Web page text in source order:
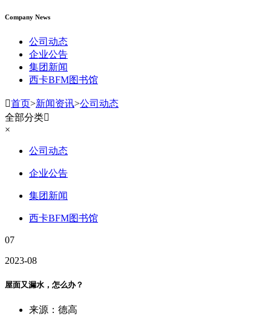
Company News
公司动态
企业公告
集团新闻
西卡BFM图书馆
首页>新闻资讯>公司动态
全部分类
×
公司动态
企业公告
集团新闻
西卡BFM图书馆
07
2023-08
屋面又漏水，怎么办？
来源：德高